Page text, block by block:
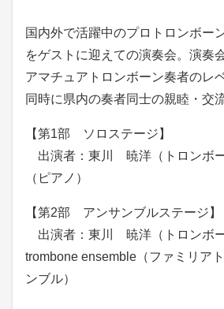
国内外で活躍中のプロトロンボー
をゲストに迎えての演奏会。演奏
アマチュアトロンボーン奏者のレ
同時に県内の奏者同士の親睦・交
【第1部 ソロステージ】
出演者：東川 暁洋（トロンボ
（ピアノ）
【第2部 アンサンブルステージ】
出演者：東川 暁洋（トロンボ
trombone ensemble（ファミリア
ンブル）